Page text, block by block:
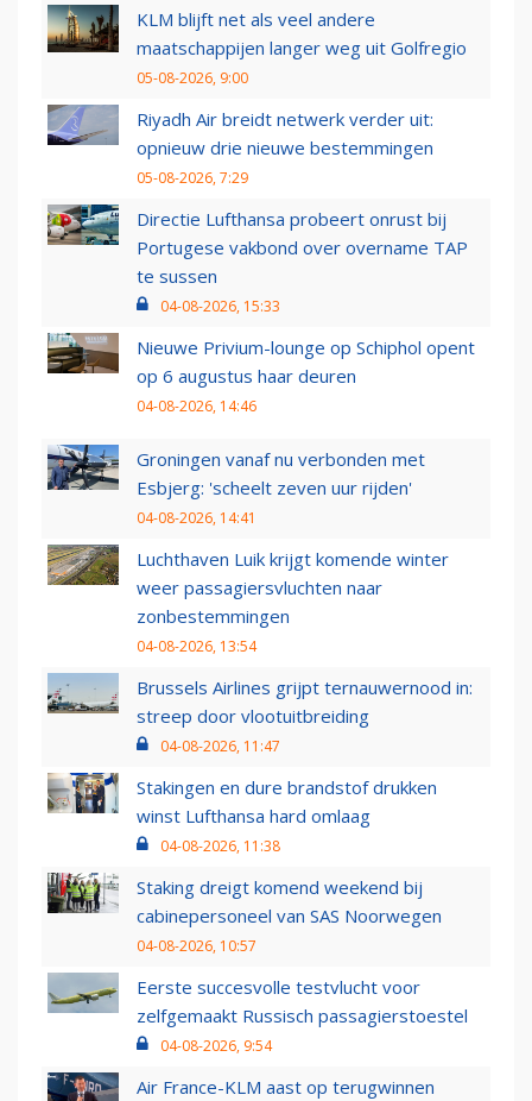
KLM blijft net als veel andere
maatschappijen langer weg uit Golfregio
05-08-2026, 9:00
Riyadh Air breidt netwerk verder uit:
opnieuw drie nieuwe bestemmingen
05-08-2026, 7:29
Directie Lufthansa probeert onrust bij
Portugese vakbond over overname TAP
te sussen
04-08-2026, 15:33
Nieuwe Privium-lounge op Schiphol opent
op 6 augustus haar deuren
04-08-2026, 14:46
Groningen vanaf nu verbonden met
Esbjerg: 'scheelt zeven uur rijden'
04-08-2026, 14:41
Luchthaven Luik krijgt komende winter
weer passagiersvluchten naar
zonbestemmingen
04-08-2026, 13:54
Brussels Airlines grijpt ternauwernood in:
streep door vlootuitbreiding
04-08-2026, 11:47
Stakingen en dure brandstof drukken
winst Lufthansa hard omlaag
04-08-2026, 11:38
Staking dreigt komend weekend bij
cabinepersoneel van SAS Noorwegen
04-08-2026, 10:57
Eerste succesvolle testvlucht voor
zelfgemaakt Russisch passagierstoestel
04-08-2026, 9:54
Air France-KLM aast op terugwinnen